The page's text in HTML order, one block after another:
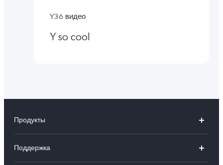
Y36 видео
Y so cool
Продукты
V40
Поддержка